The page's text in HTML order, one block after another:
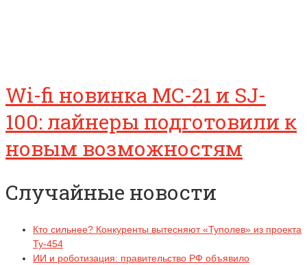
Wi-fi новинка МС-21 и SJ-
100: лайнеры подготовили к
новым возможностям
Случайные новости
Кто сильнее? Конкуренты вытесняют «Туполев» из проекта
Ту-454
ИИ и роботизация: правительство РФ объявило